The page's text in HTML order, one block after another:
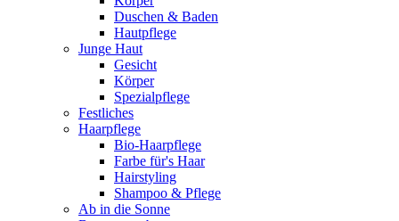
Duschen & Baden
Hautpflege
Junge Haut
Gesicht
Körper
Spezialpflege
Festliches
Haarpflege
Bio-Haarpflege
Farbe für's Haar
Hairstyling
Shampoo & Pflege
Ab in die Sonne